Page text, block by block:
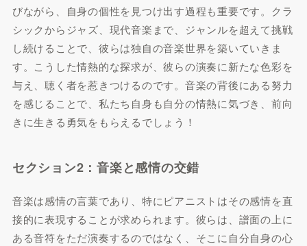
びながら、自身の個性を見つけ出す過程も重要です。クラ
シックからジャズ、現代音楽まで、ジャンルを超えて挑戦
し続けることで、彼らは独自の音楽世界を築いていきま
す。こうした情熱的な探求が、彼らの演奏に新たな色彩を
与え、聴く者を惹きつけるのです。音楽の背後にある努力
を感じることで、私たち自身も自分の情熱に気づき、前向
きに生きる勇気をもらえるでしょう！
セクション2：音楽と感情の交錯
音楽は感情の言葉であり、特にピアニストはその感情を直
接的に表現することが求められます。彼らは、譜面の上に
ある音符をただ演奏するのではなく、そこに自分自身の心